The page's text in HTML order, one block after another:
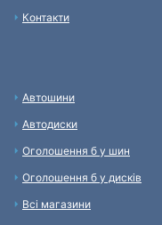
Контакти
Автошини
Автодиски
Оголошення б у шин
Оголошення б у дисків
Всі магазини